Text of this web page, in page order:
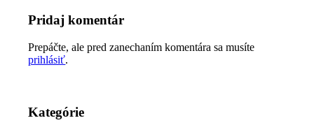
Pridaj komentár
Prepáčte, ale pred zanechaním komentára sa musíte
prihlásiť.
Kategórie